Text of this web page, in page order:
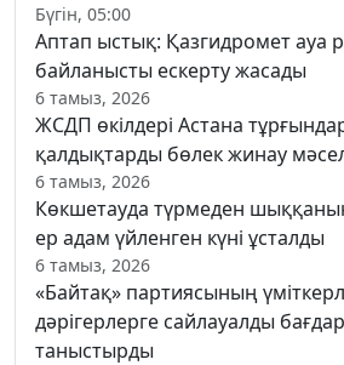
Бүгін, 05:00
Аптап ыстық: Қазгидромет ауа
байланысты ескерту жасады
6 тамыз, 2026
ЖСДП өкілдері Астана
қалдықтарды бөлек жинау
6 тамыз, 2026
Көкшетауда түрмеден
ер адам үйленген күні ұсталды
6 тамыз, 2026
«Байтақ» партиясының
дәрігерлерге сайлауалды
таныстырды